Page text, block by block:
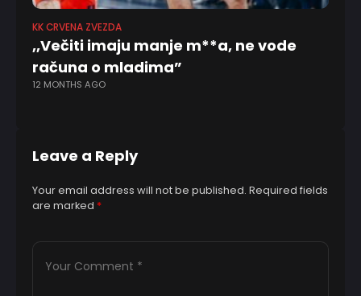
KK CRVENA ZVEZDA
,,Večiti imaju manje m**a, ne vode
računa o mladima”
12 MONTHS AGO
Leave a Reply
Your email address will not be published. Required fields
are marked *